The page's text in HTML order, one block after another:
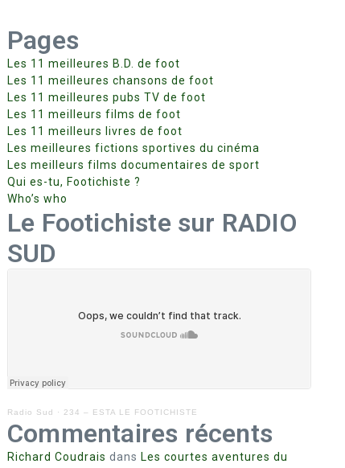
Pages
Les 11 meilleures B.D. de foot
Les 11 meilleures chansons de foot
Les 11 meilleures pubs TV de foot
Les 11 meilleurs films de foot
Les 11 meilleurs livres de foot
Les meilleures fictions sportives du cinéma
Les meilleurs films documentaires de sport
Qui es-tu, Footichiste ?
Who’s who
Le Footichiste sur RADIO
SUD
Radio Sud · 234 – ESTA LE FOOTICHISTE
Commentaires récents
Richard Coudrais dans Les courtes aventures du